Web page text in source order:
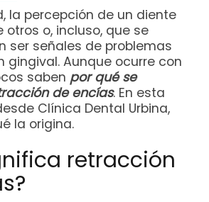
la percepción de un diente
o, incluso, que se
ser señales de problemas
gingival. Aunque ocurre con
saben por qué se
de encías. En esta
Clínica Dental Urbina,
la origina.
retracción